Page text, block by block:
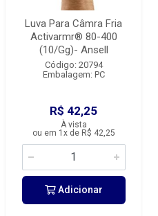
Luva Para Câmra Fria
Activarmr® 80-400
(10/Gg)- Ansell
Código: 20794
Embalagem: PC
R$ 42,25
À vista
ou em 1x de R$ 42,25
Adicionar